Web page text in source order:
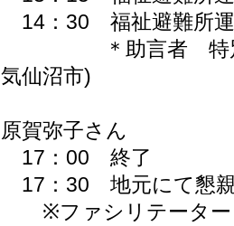
14：30 福祉避難所運
＊助言者 特別養
気仙沼市)
原賀弥子さん
17：00 終了
17：30 地元にて懇親
※ファシリテーター